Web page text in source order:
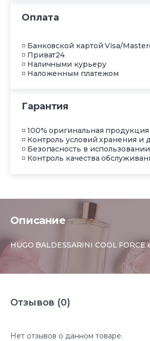
Оплата
◽ Банковской картой Visa/
◽ Приват24
◽ Наличными курьеру
◽ Наложенным платежом
Гарантия
◽ 100% оригинальная продукция
◽ Контроль условий хранения и
◽ Безопасность в использовании
◽ Контроль качества
Описание
HUGO BALDESSARINI COOL
Отзывов (0)
Нет отзывов о данном товаре.